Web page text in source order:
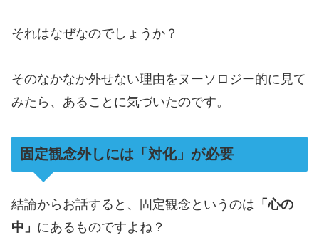
それはなぜなのでしょうか？
そのなかなか外せない理由をヌーソロジー的に見て
みたら、あることに気づいたのです。
固定観念外しには「対化」が必要
結論からお話すると、固定観念というのは 「心の
中」 にあるものですよね？